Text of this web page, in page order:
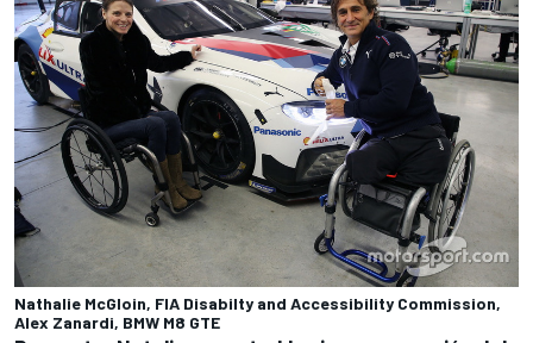
Nathalie McGloin, FIA Disabilty and Accessibility Commission,
Alex Zanardi, BMW M8 GTE